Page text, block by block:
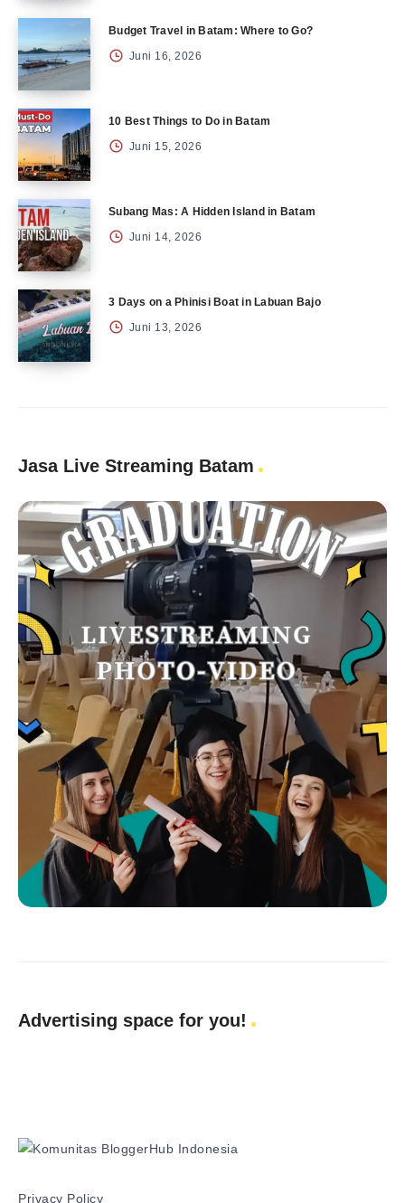
Budget Travel in Batam: Where to Go?
Juni 16, 2026
10 Best Things to Do in Batam
Juni 15, 2026
Subang Mas: A Hidden Island in Batam
Juni 14, 2026
3 Days on a Phinisi Boat in Labuan Bajo
Juni 13, 2026
Jasa Live Streaming Batam
Advertising space for you!
Privacy Policy